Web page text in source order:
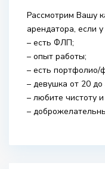
Рассмотрим Вашу
арендатора, если у
– есть ФЛП;
– опыт работы;
– есть портфолио/
– девушка от 20 до
– любите чистоту
–